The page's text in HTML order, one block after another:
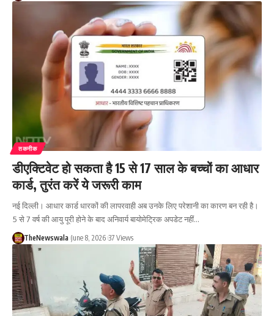
तकनीक
डीएक्टिवेट हो सकता है 15 से 17 साल के बच्चों का आधार
कार्ड, तुरंत करें ये जरूरी काम
नई दिल्ली। आधार कार्ड धारकों की लापरवाही अब उनके लिए परेशानी का कारण बन रही है।
5 से 7 वर्ष की आयु पूरी होने के बाद अनिवार्य बायोमेट्रिक अपडेट नहीं…
TheNewswala June 8, 2026 37 Views